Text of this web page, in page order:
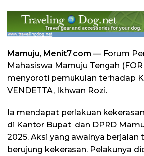
Mamuju, Menit7.com — Forum
Mahasiswa Mamuju Tengah
menyoroti pemukulan terhadap
VENDETTA, Ikhwan Rozi.
Ia mendapat perlakuan
di Kantor Bupati dan DPRD
2025. Aksi yang awalnya berjalan
berujung kekerasan. Pelakunya